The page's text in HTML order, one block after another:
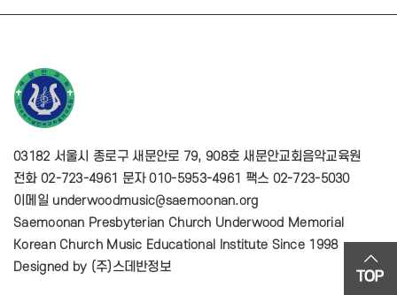
03182 서울시 종로구 새문안로 79, 908호 새문안교회음악교육원
전화 02-723-4961 문자 010-5953-4961 팩스 02-723-5030
이메일 underwoodmusic@saemoonan.org
Saemoonan Presbyterian Church Underwood Memorial
Korean Church Music Educational Institute Since 1998
Designed by (주)스데반정보